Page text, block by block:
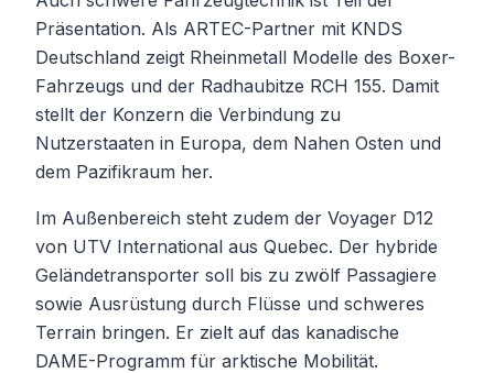
Präsentation. Als ARTEC-Partner mit KNDS
Deutschland zeigt Rheinmetall Modelle des Boxer-
Fahrzeugs und der Radhaubitze RCH 155. Damit
stellt der Konzern die Verbindung zu
Nutzerstaaten in Europa, dem Nahen Osten und
dem Pazifikraum her.
Im Außenbereich steht zudem der Voyager D12
von UTV International aus Quebec. Der hybride
Geländetransporter soll bis zu zwölf Passagiere
sowie Ausrüstung durch Flüsse und schweres
Terrain bringen. Er zielt auf das kanadische
DAME-Programm für arktische Mobilität.